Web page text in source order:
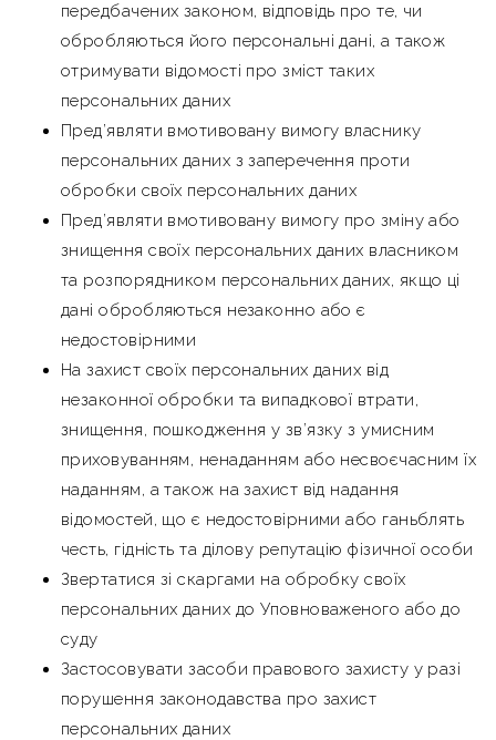
передбачених законом, відповідь про те, чи
обробляються його персональні дані, а також
отримувати відомості про зміст таких
персональних даних
Пред’являти вмотивовану вимогу власнику
персональних даних з заперечення проти
обробки своїх персональних даних
Пред’являти вмотивовану вимогу про зміну або
знищення своїх персональних даних власником
та розпорядником персональних даних, якщо ці
дані обробляються незаконно або є
недостовірними
На захист своїх персональних даних від
незаконної обробки та випадкової втрати,
знищення, пошкодження у зв’язку з умисним
приховуванням, ненаданням або несвоєчасним їх
наданням, а також на захист від надання
відомостей, що є недостовірними або ганьблять
честь, гідність та ділову репутацію фізичної особи
Звертатися зі скаргами на обробку своїх
персональних даних до Уповноваженого або до
суду
Застосовувати засоби правового захисту у разі
порушення законодавства про захист
персональних даних